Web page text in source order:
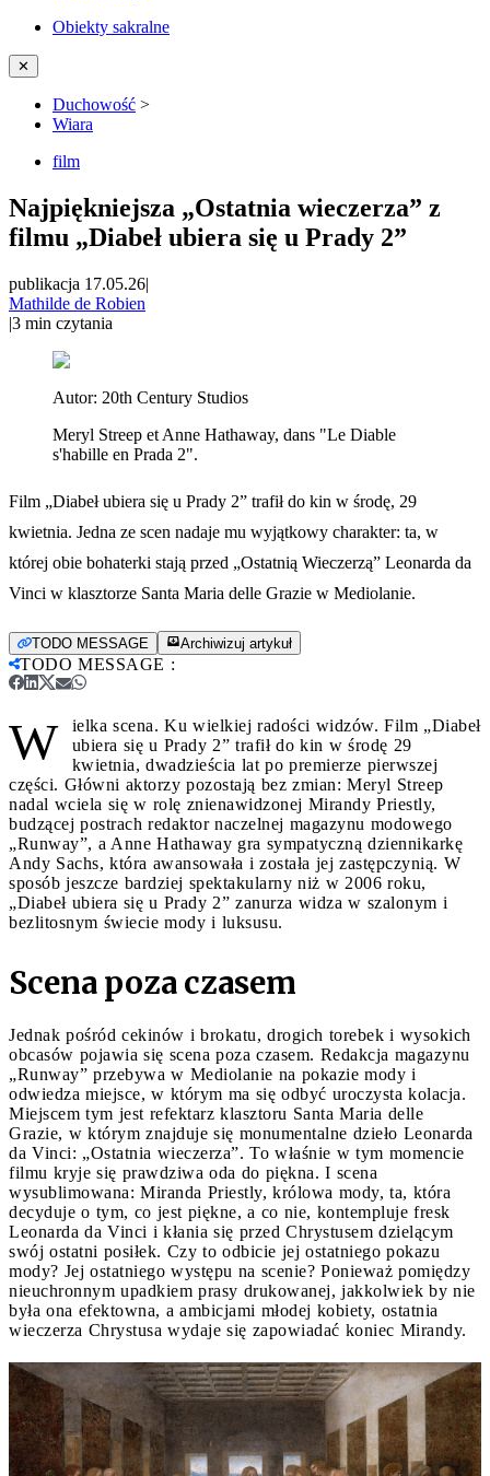
Obiekty sakralne
✕
Duchowość >
Wiara
film
Najpiękniejsza „Ostatnia wieczerza” z
filmu „Diabeł ubiera się u Prady 2”
publikacja 17.05.26|
Mathilde de Robien
|3 min czytania
Autor: 20th Century Studios
Meryl Streep et Anne Hathaway, dans "Le Diable
s'habille en Prada 2".
Film „Diabeł ubiera się u Prady 2” trafił do kin w środę, 29
kwietnia. Jedna ze scen nadaje mu wyjątkowy charakter: ta, w
której obie bohaterki stają przed „Ostatnią Wieczerzą” Leonarda da
Vinci w klasztorze Santa Maria delle Grazie w Mediolanie.
TODO MESSAGE Archiwizuj artykuł
TODO MESSAGE :
W
ielka scena. Ku wielkiej radości widzów. Film „Diabeł
ubiera się u Prady 2” trafił do kin w środę 29
kwietnia, dwadzieścia lat po premierze pierwszej
części. Główni aktorzy pozostają bez zmian: Meryl Streep
nadal wciela się w rolę znienawidzonej Mirandy Priestly,
budzącej postrach redaktor naczelnej magazynu modowego
„Runway”, a Anne Hathaway gra sympatyczną dziennikarkę
Andy Sachs, która awansowała i została jej zastępczynią. W
sposób jeszcze bardziej spektakularny niż w 2006 roku,
„Diabeł ubiera się u Prady 2” zanurza widza w szalonym i
bezlitosnym świecie mody i luksusu.
Scena poza czasem
Jednak pośród cekinów i brokatu, drogich torebek i wysokich
obcasów pojawia się scena poza czasem. Redakcja magazynu
„Runway” przebywa w Mediolanie na pokazie mody i
odwiedza miejsce, w którym ma się odbyć uroczysta kolacja.
Miejscem tym jest refektarz klasztoru Santa Maria delle
Grazie, w którym znajduje się monumentalne dzieło Leonarda
da Vinci: „Ostatnia wieczerza”. To właśnie w tym momencie
filmu kryje się prawdziwa oda do piękna. I scena
wysublimowana: Miranda Priestly, królowa mody, ta, która
decyduje o tym, co jest piękne, a co nie, kontempluje fresk
Leonarda da Vinci i kłania się przed Chrystusem dzielącym
swój ostatni posiłek. Czy to odbicie jej ostatniego pokazu
mody? Jej ostatniego występu na scenie? Ponieważ pomiędzy
nieuchronnym upadkiem prasy drukowanej, jakkolwiek by nie
była ona efektowna, a ambicjami młodej kobiety, ostatnia
wieczerza Chrystusa wydaje się zapowiadać koniec Mirandy.